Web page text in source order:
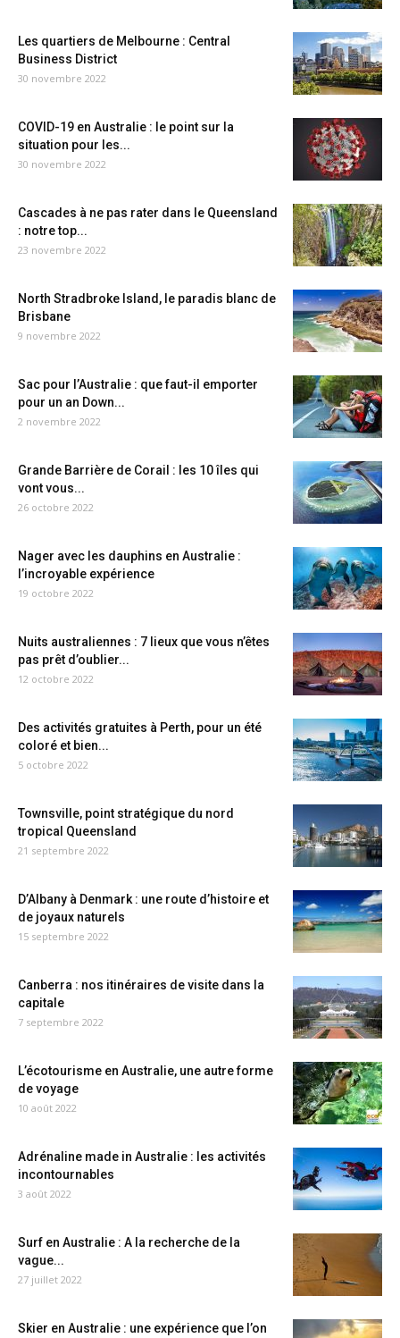
Les quartiers de Melbourne : Central
Business District
30 novembre 2022
COVID-19 en Australie : le point sur la
situation pour les...
30 novembre 2022
Cascades à ne pas rater dans le Queensland
: notre top...
23 novembre 2022
North Stradbroke Island, le paradis blanc de
Brisbane
9 novembre 2022
Sac pour l’Australie : que faut-il emporter
pour un an Down...
2 novembre 2022
Grande Barrière de Corail : les 10 îles qui
vont vous...
26 octobre 2022
Nager avec les dauphins en Australie :
l’incroyable expérience
19 octobre 2022
Nuits australiennes : 7 lieux que vous n’êtes
pas prêt d’oublier...
12 octobre 2022
Des activités gratuites à Perth, pour un été
coloré et bien...
5 octobre 2022
Townsville, point stratégique du nord
tropical Queensland
21 septembre 2022
D’Albany à Denmark : une route d’histoire et
de joyaux naturels
15 septembre 2022
Canberra : nos itinéraires de visite dans la
capitale
7 septembre 2022
L’écotourisme en Australie, une autre forme
de voyage
10 août 2022
Adrénaline made in Australie : les activités
incontournables
3 août 2022
Surf en Australie : A la recherche de la
vague...
27 juillet 2022
Skier en Australie : une expérience que l’on